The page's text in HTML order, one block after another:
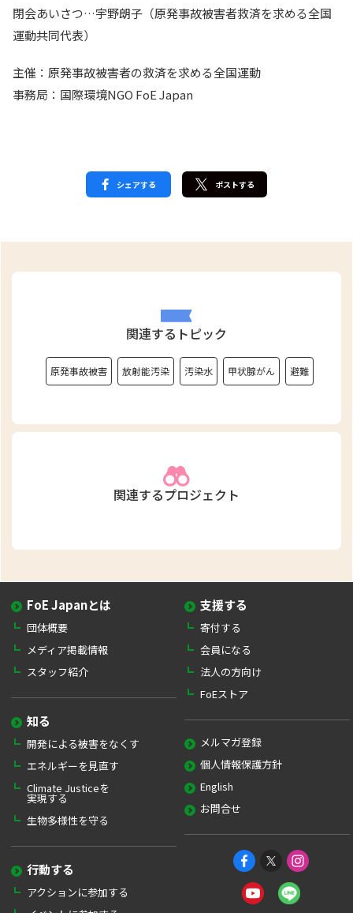
閉会あいさつ…宇野朗子（原発事故被害者救済を求める全国
運動共同代表）
主催：原発事故被害者の救済を求める全国運動
事務局：国際環境NGO FoE Japan
シェアする ポストする
関連するトピック
原発事故被害 放射能汚染 汚染水 甲状腺がん 避難
関連するプロジェクト
FoE Japanとは
団体概要
メディア掲載情報
スタッフ紹介
知る
開発による被害をなくす
エネルギーを見直す
Climate Justiceを
実現する
生物多様性を守る
行動する
アクションに参加する
支援する
寄付する
会員になる
法人の方向け
FoEストア
メルマガ登録
個人情報保護方針
English
お問合せ